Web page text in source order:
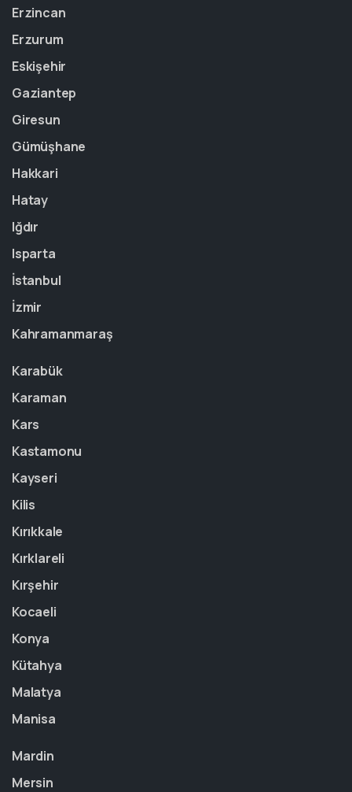
Erzincan
Erzurum
Eskişehir
Gaziantep
Giresun
Gümüşhane
Hakkari
Hatay
Iğdır
Isparta
İstanbul
İzmir
Kahramanmaraş
Karabük
Karaman
Kars
Kastamonu
Kayseri
Kilis
Kırıkkale
Kırklareli
Kırşehir
Kocaeli
Konya
Kütahya
Malatya
Manisa
Mardin
Mersin